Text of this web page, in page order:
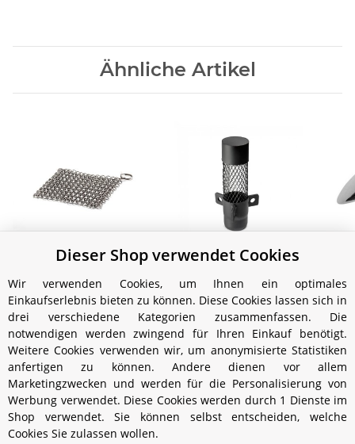
Ähnliche Artikel
Petromax Ringreiniger
für Guss- und
Schmiedeeisen
15,99 € *
Funkenfang für Loki
29,99 €
Dieser Shop verwendet Cookies
Wir verwenden Cookies, um Ihnen ein optimales
Einkaufserlebnis bieten zu können. Diese Cookies lassen sich in
drei verschiedene Kategorien zusammenfassen. Die
notwendigen werden zwingend für Ihren Einkauf benötigt.
Weitere Cookies verwenden wir, um anonymisierte Statistiken
anfertigen zu können. Andere dienen vor allem
Marketingzwecken und werden für die Personalisierung von
Werbung verwendet. Diese Cookies werden durch 1 Dienste im
Shop verwendet. Sie können selbst entscheiden, welche
Cookies Sie zulassen wollen.